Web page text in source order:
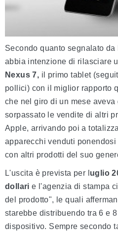
Secondo quanto segnalato
abbia intenzione di rilasciare
Nexus 7, il primo tablet
pollici) con il miglior rapporto
che nel giro di un mese
sorpassato le vendite di altri
Apple, arrivando poi a
apparecchi venduti
con altri prodotti del suo
L'uscita è prevista per l uglio
dollari e l'agenzia di stampa
del prodotto", le quali
starebbe distribuendo tra 6 e
dispositivo. Sempre secondo